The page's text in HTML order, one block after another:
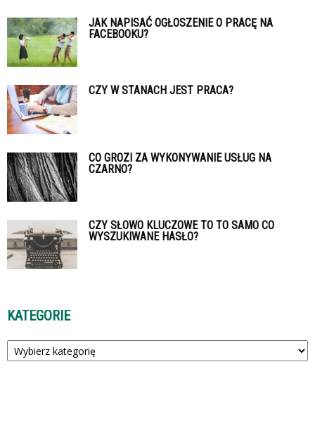
JAK NAPISAĆ OGŁOSZENIE O PRACĘ NA
FACEBOOKU?
CZY W STANACH JEST PRACA?
CO GROZI ZA WYKONYWANIE USŁUG NA
CZARNO?
CZY SŁOWO KLUCZOWE TO TO SAMO CO
WYSZUKIWANE HASŁO?
KATEGORIE
Kategorie